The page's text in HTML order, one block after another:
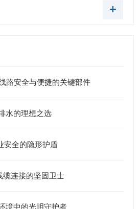
路安全与便捷的关键部件
水的理想之选
安全的隐形护盾
缆连接的坚固卫士
境中的光明守护者